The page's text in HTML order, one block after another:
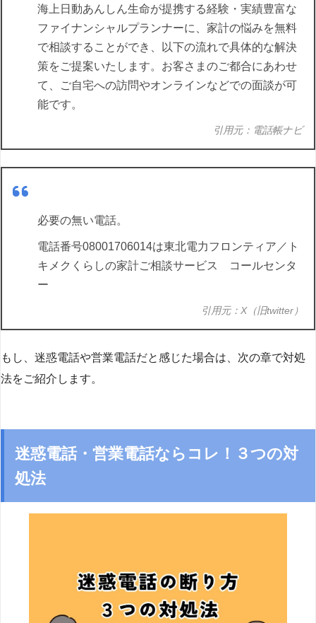
海上日動あんしん生命が提携する経験・実績豊富な
ファイナンシャルプランナーに、家計の悩みを無料
で相談することができ、以下の流れで具体的な解決
策をご提案いたします。お客さまのご都合にあわせ
て、ご自宅への訪問やオンラインなどでの面談が可
能です。
引用元：電話帳ナビ
必要の無い電話。
電話番号08001706014は東北電力フロンティア／ト
キメクくらしの家計ご相談サービス コールセンタ
ー
引用元：X（旧twitter）
もし、迷惑電話や営業電話だと感じた場合は、次の章で対処
法をご紹介します。
迷惑電話・営業電話ならコレ！３つの対
処法